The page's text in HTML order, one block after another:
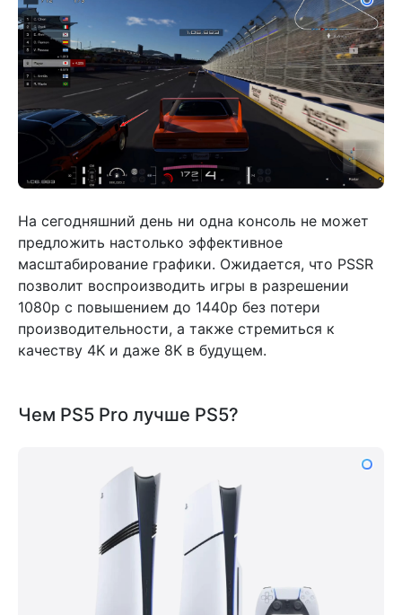
На сегодняшний день ни одна консоль не может
предложить настолько эффективное
масштабирование графики. Ожидается, что PSSR
позволит воспроизводить игры в разрешении
1080p с повышением до 1440p без потери
производительности, а также стремиться к
качеству 4K и даже 8K в будущем.
Чем PS5 Pro лучше PS5?